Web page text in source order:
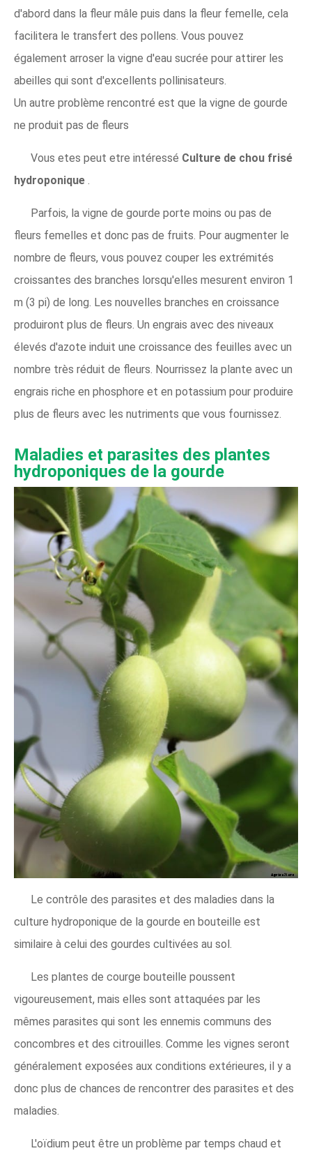
d'abord dans la fleur mâle puis dans la fleur femelle, cela
facilitera le transfert des pollens. Vous pouvez
également arroser la vigne d'eau sucrée pour attirer les
abeilles qui sont d'excellents pollinisateurs.
Un autre problème rencontré est que la vigne de gourde
ne produit pas de fleurs
Vous etes peut etre intéressé Culture de chou frisé
hydroponique
Parfois, la vigne de gourde porte moins ou pas de
fleurs femelles et donc pas de fruits. Pour augmenter le
nombre de fleurs, vous pouvez couper les extrémités
croissantes des branches lorsqu'elles mesurent environ 1
m (3 pi) de long. Les nouvelles branches en croissance
produiront plus de fleurs. Un engrais avec des niveaux
élevés d'azote induit une croissance des feuilles avec un
nombre très réduit de fleurs. Nourrissez la plante avec un
engrais riche en phosphore et en potassium pour produire
plus de fleurs avec les nutriments que vous fournissez.
Maladies et parasites des plantes
hydroponiques de la gourde
Le contrôle des parasites et des maladies dans la
culture hydroponique de la gourde en bouteille est
similaire à celui des gourdes cultivées au sol.
Les plantes de courge bouteille poussent
vigoureusement, mais elles sont attaquées par les
mêmes parasites qui sont les ennemis communs des
concombres et des citrouilles. Comme les vignes seront
généralement exposées aux conditions extérieures, il y a
donc plus de chances de rencontrer des parasites et des
maladies.
L'oïdium peut être un problème par temps chaud et